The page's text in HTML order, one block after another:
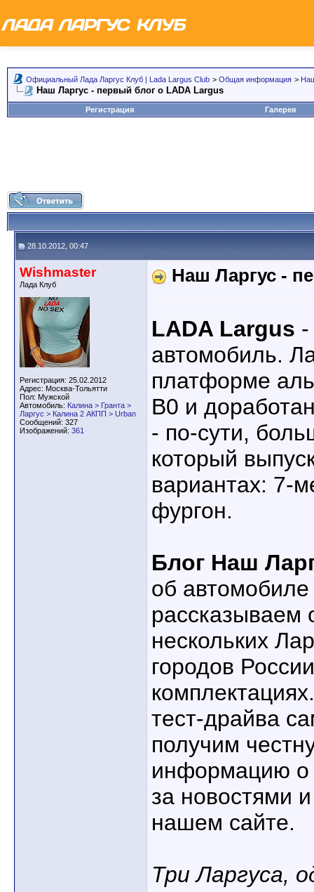
Официальный Лада Ларгус Клуб | Lada Largus Club > Общая информация >
Наш Ларгус - первый блог о LADA Largus
Регистрация Галерея
28.10.2012, 00:47
Wishmaster
Лада Клуб
Регистрация: 25.02.2012
Адрес: Москва-Тольятти
Пол: Мужской
Автомобиль: Калина > Гранта >
Ларгус > Калина 2 АКПП > Urban
Сообщений: 327
Изображений: 361
Наш Ларгус -
LADA Largus -
автомобиль.
платформе
B0 и
- по-сути,
который
вариантах: 7-
фургон.
Блог Наш
об
рассказываем
нескольких
городов
тест-драйва
получим
информацию о
за новостями
нашем сайте.
Три Ларгуса,